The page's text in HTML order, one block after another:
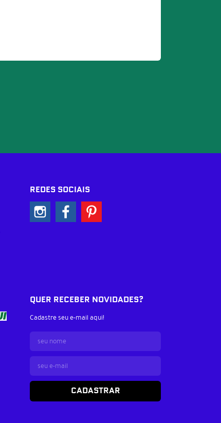
REDES SOCIAIS
QUER RECEBER NOVIDADES?
Cadastre seu e-mail aqui!
CADASTRAR